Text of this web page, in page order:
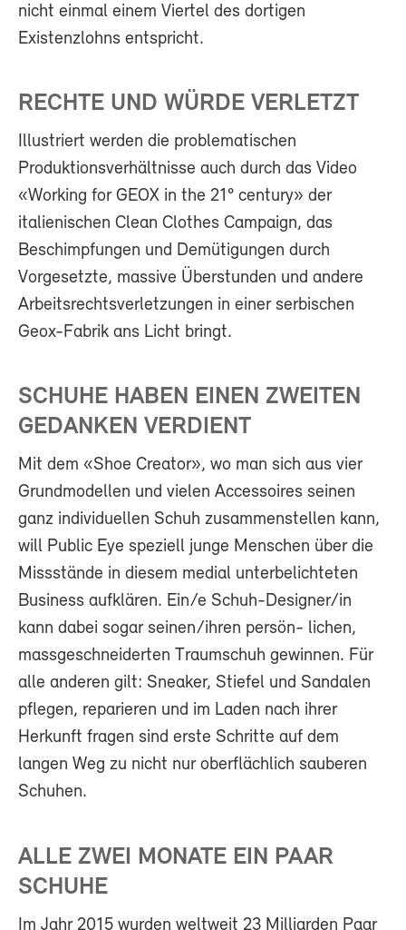
nicht einmal einem Viertel des dortigen
Existenzlohns entspricht.
RECHTE UND WÜRDE VERLETZT
Illustriert werden die problematischen
Produktionsverhältnisse auch durch das Video
«Working for GEOX in the 21° century» der
italienischen Clean Clothes Campaign, das
Beschimpfungen und Demütigungen durch
Vorgesetzte, massive Überstunden und andere
Arbeitsrechtsverletzungen in einer serbischen
Geox-Fabrik ans Licht bringt.
SCHUHE HABEN EINEN ZWEITEN
GEDANKEN VERDIENT
Mit dem «Shoe Creator», wo man sich aus vier
Grundmodellen und vielen Accessoires seinen
ganz individuellen Schuh zusammenstellen kann,
will Public Eye speziell junge Menschen über die
Missstände in diesem medial unterbelichteten
Business aufklären. Ein/e Schuh-Designer/in
kann dabei sogar seinen/ihren persön- lichen,
massgeschneiderten Traumschuh gewinnen. Für
alle anderen gilt: Sneaker, Stiefel und Sandalen
pflegen, reparieren und im Laden nach ihrer
Herkunft fragen sind erste Schritte auf dem
langen Weg zu nicht nur oberflächlich sauberen
Schuhen.
ALLE ZWEI MONATE EIN PAAR
SCHUHE
Im Jahr 2015 wurden weltweit 23 Milliarden Paar